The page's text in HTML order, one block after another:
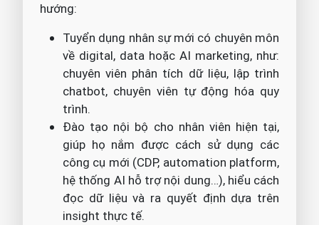
hướng:
Tuyển dụng nhân sự mới có chuyên môn
về digital, data hoặc AI marketing, như:
chuyên viên phân tích dữ liệu, lập trình
chatbot, chuyên viên tự động hóa quy
trình.
Đào tạo nội bộ cho nhân viên hiện tại,
giúp họ nắm được cách sử dụng các
công cụ mới (CDP, automation platform,
hệ thống AI hỗ trợ nội dung…), hiểu cách
đọc dữ liệu và ra quyết định dựa trên
insight thực tế.